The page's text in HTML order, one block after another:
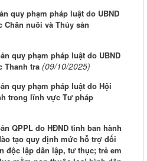
quy phạm pháp luật do UBND
nuôi và Thủy sản
quy phạm pháp luật do UBND
Thanh tra (09/10/2025)
quy phạm pháp luật do Hội
trong lĩnh vực Tư pháp
QPPL do HĐND tỉnh ban hành
tạo quy định mức hỗ trợ đối
độc lập dân lập, tư thục; trẻ em